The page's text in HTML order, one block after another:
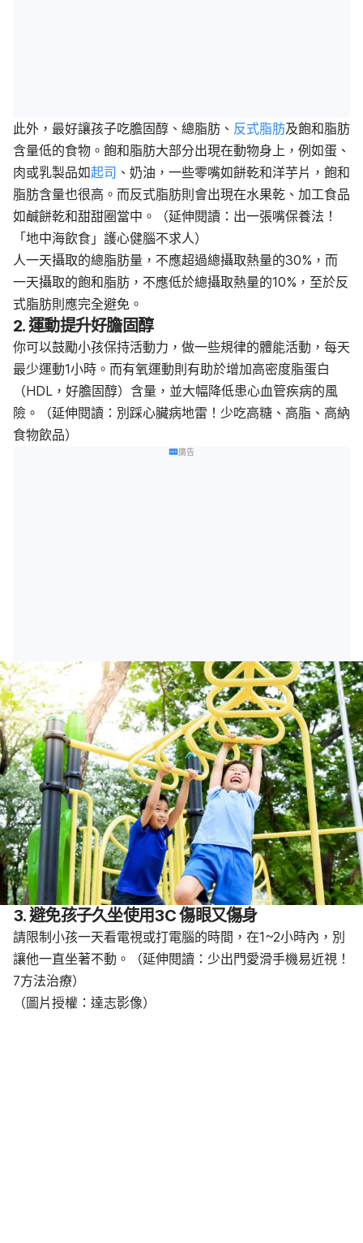
此外，最好讓孩子吃膽固醇、總脂肪、 反式脂肪及飽和脂肪
含量低的食物。飽和脂肪大部分出現在動物身上，例如蛋、
肉或乳製品如起司 、奶油，一些零嘴如餅乾和洋芋片，飽和
脂肪含量也很高。而反式脂肪則會出現在水果乾、加工食品
如鹹餅乾和甜甜圈當中。（延伸閱讀：出一張嘴保養法！
「地中海飲食」護心健腦不求人）
人一天攝取的總脂肪量，不應超過總攝取熱量的30%，而
一天攝取的飽和脂肪，不應低於總攝取熱量的10%，至於反
式脂肪則應完全避免。
2. 運動提升好膽固醇
你可以鼓勵小孩保持活動力，做一些規律的體能活動，每天
最少運動1小時。而有氧運動則有助於增加高密度脂蛋白
（HDL，好膽固醇）含量，並大幅降低患心血管疾病的風
險。（延伸閱讀：別踩心臟病地雷！少吃高糖、高脂、高納
食物飲品）
廣告
3. 避免孩子久坐使用3C 傷眼又傷身
請限制小孩一天看電視或打電腦的時間，在1~2小時內，別
讓他一直坐著不動。（延伸閱讀：少出門愛滑手機易近視！
7方法治療）
（圖片授權：達志影像）